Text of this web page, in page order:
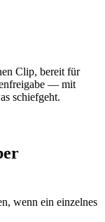
Clip, bereit für
— mit
schiefgeht.
wenn ein einzelnes